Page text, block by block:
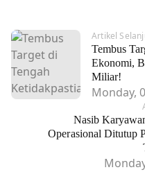
Artikel
Tembus
Ekonomi,
Miliar!
Monday,
Nasib
Operasional Ditutup